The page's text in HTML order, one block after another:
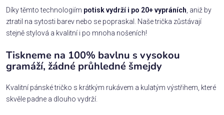
Díky těmto technologiím potisk vydrží i po 20+ vypráních, aniž by
ztratil na sytosti barev nebo se popraskal. Naše trička zůstávají
stejně stylová a kvalitní i po mnoha nošeních!
Tiskneme na 100% bavlnu s vysokou
gramáží, žádné průhledné šmejdy
Kvalitní pánské tričko s krátkým rukávem a kulatým výstřihem, které
skvěle padne a dlouho vydrží.